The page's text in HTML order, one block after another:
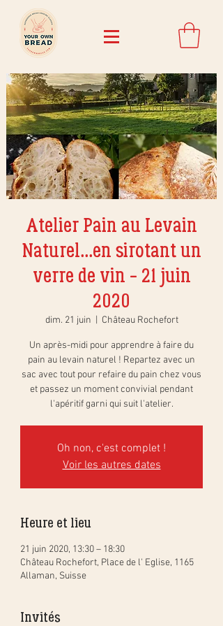
Atelier Pain au Levain
Naturel...en sirotant un
verre de vin - 21 juin
2020
dim. 21 juin Château Rochefort
Un après-midi pour apprendre à faire du
pain au levain naturel ! Repartez avec un
sac avec tout pour refaire du pain chez vous
et passez un moment convivial pendant
l'apéritif garni qui suit l'atelier.
Oh non, c'est complet !
Voir les autres dates
Heure et lieu
21 juin 2020, 13:30 – 18:30
Château Rochefort, Place de l' Eglise, 1165
Allaman, Suisse
Invités